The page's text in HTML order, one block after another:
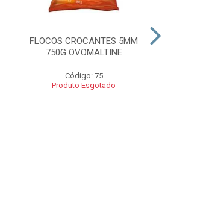
FLOCOS CROCANTES 5MM
750G OVOMALTINE
Código: 75
Produto Esgotado